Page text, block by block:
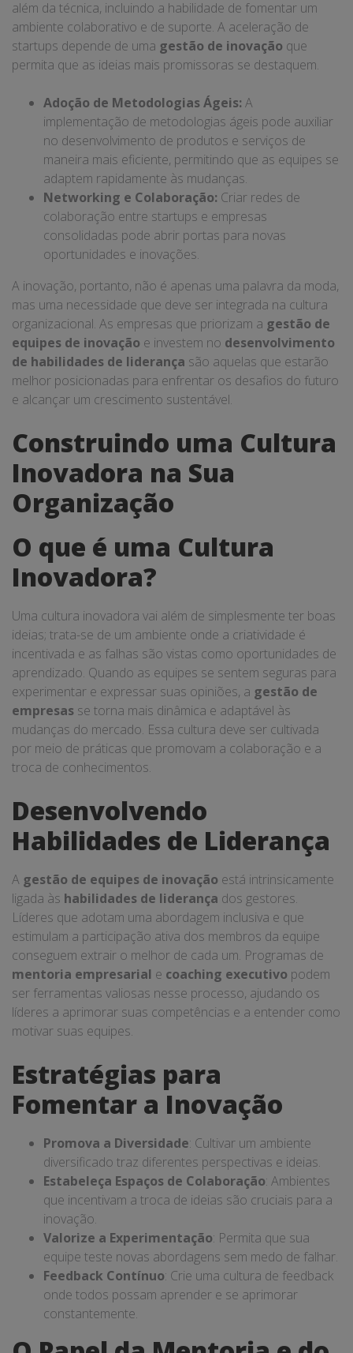
além da técnica, incluindo a habilidade de fomentar um
ambiente colaborativo e de suporte. A aceleração de
startups depende de uma gestão de inovação que
permita que as ideias mais promissoras se destaquem.
Adoção de Metodologias Ágeis: A
implementação de metodologias ágeis pode auxiliar
no desenvolvimento de produtos e serviços de
maneira mais eficiente, permitindo que as equipes se
adaptem rapidamente às mudanças.
Networking e Colaboração: Criar redes de
colaboração entre startups e empresas
consolidadas pode abrir portas para novas
oportunidades e inovações.
A inovação, portanto, não é apenas uma palavra da moda,
mas uma necessidade que deve ser integrada na cultura
organizacional. As empresas que priorizam a gestão de
equipes de inovação e investem no desenvolvimento
de habilidades de liderança são aquelas que estarão
melhor posicionadas para enfrentar os desafios do futuro
e alcançar um crescimento sustentável.
Construindo uma Cultura
Inovadora na Sua
Organização
O que é uma Cultura
Inovadora?
Uma cultura inovadora vai além de simplesmente ter boas
ideias; trata-se de um ambiente onde a criatividade é
incentivada e as falhas são vistas como oportunidades de
aprendizado. Quando as equipes se sentem seguras para
experimentar e expressar suas opiniões, a gestão de
empresas se torna mais dinâmica e adaptável às
mudanças do mercado. Essa cultura deve ser cultivada
por meio de práticas que promovam a colaboração e a
troca de conhecimentos.
Desenvolvendo
Habilidades de Liderança
A gestão de equipes de inovação está intrinsicamente
ligada às habilidades de liderança dos gestores.
Líderes que adotam uma abordagem inclusiva e que
estimulam a participação ativa dos membros da equipe
conseguem extrair o melhor de cada um. Programas de
mentoria empresarial e coaching executivo podem
ser ferramentas valiosas nesse processo, ajudando os
líderes a aprimorar suas competências e a entender como
motivar suas equipes.
Estratégias para
Fomentar a Inovação
Promova a Diversidade: Cultivar um ambiente
diversificado traz diferentes perspectivas e ideias.
Estabeleça Espaços de Colaboração: Ambientes
que incentivam a troca de ideias são cruciais para a
inovação.
Valorize a Experimentação: Permita que sua
equipe teste novas abordagens sem medo de falhar.
Feedback Contínuo: Crie uma cultura de feedback
onde todos possam aprender e se aprimorar
constantemente.